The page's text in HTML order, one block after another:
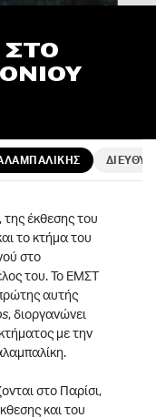
ΣΤΟ
, της έκθεσης του
το κτήμα του
στο
του. Το ΕΜΣΤ
αυτής
, διοργανώνει
με την
στο Παρίσι,
και του